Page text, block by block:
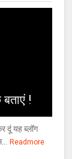
!
दूं यह ब्लॉग
Readmore